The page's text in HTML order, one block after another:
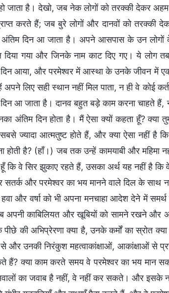
जाता है। देखो, जब नेक लोगों को तरक्की देकर
करते हैं; जब बुरे लोगों और दानवों को तरक्की
दिन आ जाता है। अपने आसपास के उन लोगों के
दिया गया और जिनके नाम काट दिए गए। ये
आया, और परमेश्वर में आस्था के उनके जीवन में एक
अपने लिए सही स्थान नहीं मिल पाता, न ही वे कोई
आ जाता है। दानव बहुत बड़े काम करना चाहते
अंतिम दिन होता है। मैं ऐसा क्यों कहता हूँ?
ज्यादा आत्मतुष्ट होते हैं, और क्या ऐसा नहीं
होती है? (हाँ।) जब तक उन्हें कामयाबी और महिमा
कि वे सिर झुकाए रहते हैं, उसका अर्थ यह नहीं है
सतर्क और परमेश्वर का भय मानने वाले दिल के साथ
और वर्षा को भी अपना मनचाहा आदेश देने में
अपनी काबिलियत और खूबियों को सामने रखने और
पीछे की अभिप्रेरणा क्या है, उनके कर्मों का स्रोत
और उनकी निरंकुश महत्वाकांक्षाओं, आकांक्षाओं से
हैं? क्या काम करते समय वे परमेश्वर का भय मान
का जवाब है नहीं, वे नहीं कर सकते। और इसके